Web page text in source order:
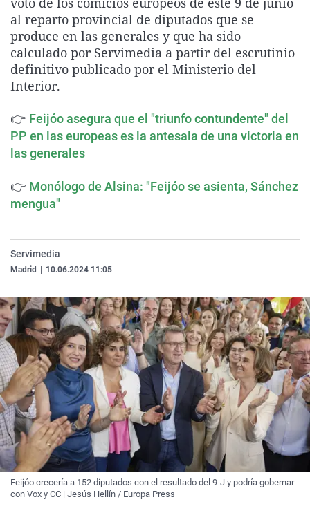
La rosa de los vientos
Gente viajera
Como el perro y el
Caso
Retornados
Equipo de
Extremadura
Galicia
La Rioja
Virales
Televisión
Elecciones
al reparto provincial de diputados que se
produce en las generales y que ha sido
calculado por Servimedia a partir del escrutinio
definitivo publicado por el Ministerio del
Interior.
👉 Feijóo asegura que el "triunfo contundente" del
PP en las europeas es la antesala de una victoria en
las generales
👉 Monólogo de Alsina: "Feijóo se asienta, Sánchez
mengua"
Servimedia
Madrid 10.06.2024 11:05
Feijóo crecería a 152 diputados con el resultado del 9-J y podría gobernar
con Vox y CC | Jesús Hellín / Europa Press